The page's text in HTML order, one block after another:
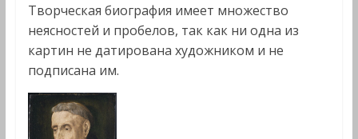
Творческая биография имеет множество
неясностей и пробелов, так как ни одна из
картин не датирована художником и не
подписана им.